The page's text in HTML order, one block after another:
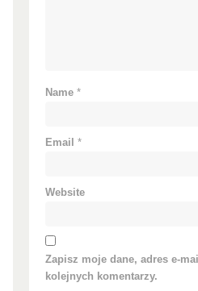
Name *
Email *
Website
Zapisz moje dane, adres e-
kolejnych komentarzy.